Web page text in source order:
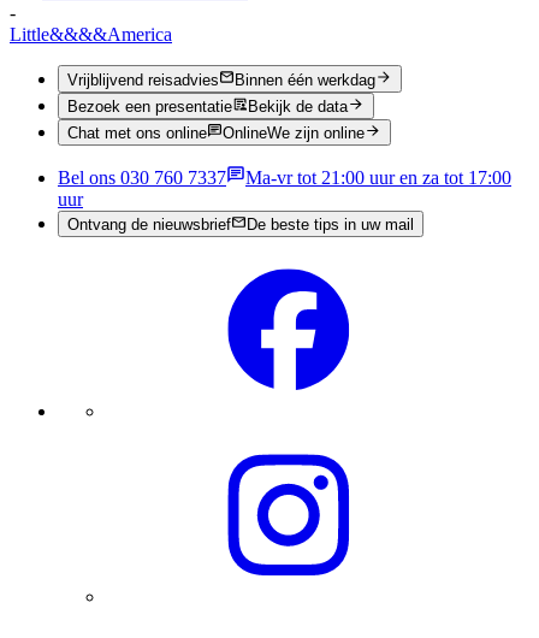
-
Little&&&&America
Vrijblijvend reisadvies
Binnen één werkdag
Bezoek een presentatie
Bekijk de data
Chat met ons online
OnlineWe zijn online
Bel ons 030 760 7337
Ma-vr tot 21:00 uur en za tot 17:00
uur
Ontvang de nieuwsbrief De beste tips in uw mail